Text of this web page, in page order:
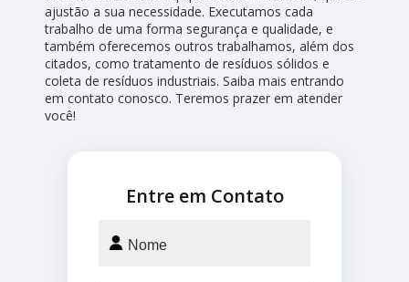
ajustão a sua necessidade. Executamos cada
trabalho de uma forma segurança e qualidade, e
também oferecemos outros trabalhamos, além dos
citados, como tratamento de resíduos sólidos e
coleta de resíduos industriais. Saiba mais entrando
em contato conosco. Teremos prazer em atender
você!
Entre em Contato